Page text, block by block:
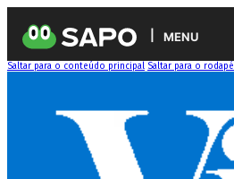
MENU
Saltar para o conteúdo principal Saltar para o rodapé